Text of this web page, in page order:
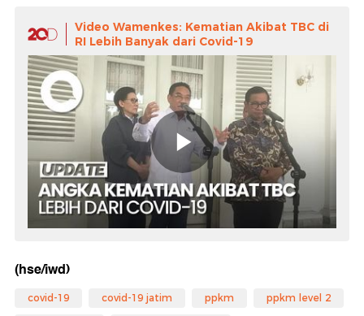
Video Wamenkes: Kematian Akibat TBC di
RI Lebih Banyak dari Covid-19
(hse/iwd)
covid-19 covid-19 jatim ppkm ppkm level 2